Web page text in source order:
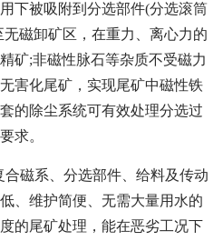
下被吸附到分选部件(分选滚筒
磁卸矿区，在重力、离心力的
矿;非磁性脉石等杂质不受磁力
害化尾矿，实现尾矿中磁性铁
的除尘系统可有效处理分选过
求。
磁系、分选部件、给料及传动
、维护简便、无需大量用水的
的尾矿处理，能在恶劣工况下